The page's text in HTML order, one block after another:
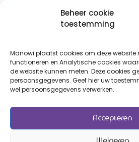
Beheer cookie
toestemming
Manowi plaatst cookies om deze website
functioneren en Analytische cookies
de website kunnen meten. Deze cookies
persoonsgegevens. Geef hier uw
wel persoonsgegevens verwerken.
Accepteren
Contact
Algemene Voorwaarden
Privacy Policy
Sitemap